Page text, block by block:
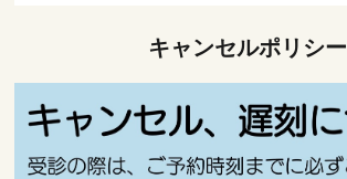
キャンセルポリシー